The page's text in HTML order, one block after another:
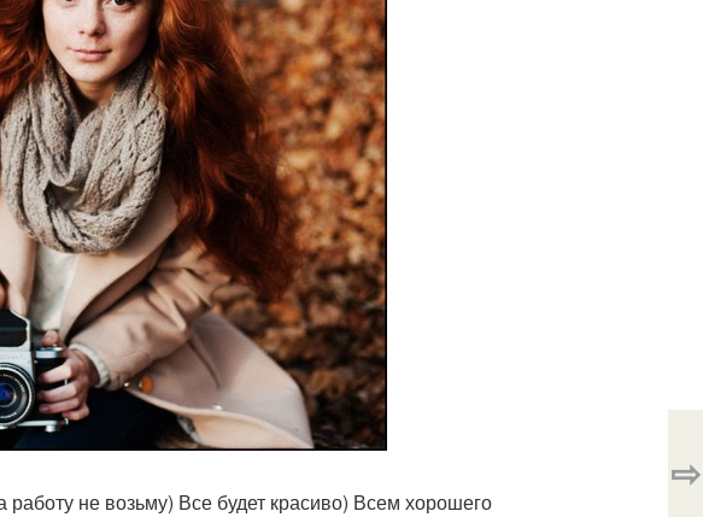
работу не возьму) Все будет красиво) Всем хорошего
⇨